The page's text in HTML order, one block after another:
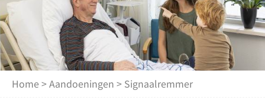
Home >Aandoeningen > Signaalremmer